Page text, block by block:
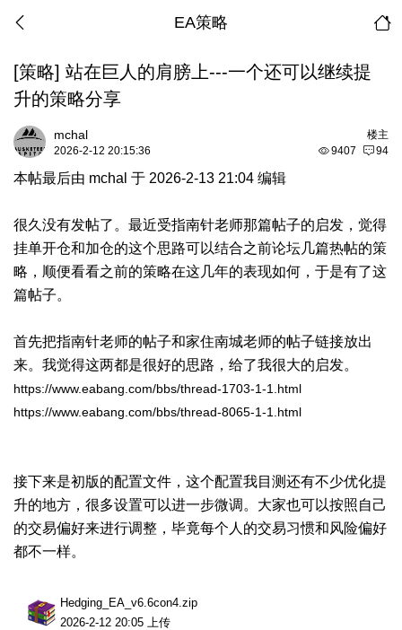
EA策略
[策略] 站在巨人的肩膀上---一个还可以继续提
升的策略分享
楼主
mchal
9407 94
2026-2-12 20:15:36
本帖最后由 mchal 于 2026-2-13 21:04 编辑
很久没有发帖了。最近受指南针老师那篇帖子的启发，觉得
挂单开仓和加仓的这个思路可以结合之前论坛几篇热帖的策
略，顺便看看之前的策略在这几年的表现如何，于是有了这
篇帖子。
首先把指南针老师的帖子和家住南城老师的帖子链接放出
来。我觉得这两都是很好的思路，给了我很大的启发。
https://www.eabang.com/bbs/thread-1703-1-1.html
https://www.eabang.com/bbs/thread-8065-1-1.html
接下来是初版的配置文件，这个配置我目测还有不少优化提
升的地方，很多设置可以进一步微调。大家也可以按照自己
的交易偏好来进行调整，毕竟每个人的交易习惯和风险偏好
都不一样。
Hedging_EA_v6.6con4.zip
2026-2-12 20:05 上传